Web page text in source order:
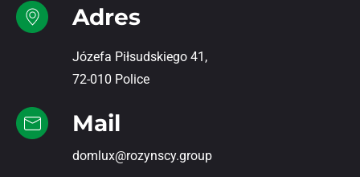
Adres
Józefa Piłsudskiego 41,
72-010 Police
Mail
domlux@rozynscy.group